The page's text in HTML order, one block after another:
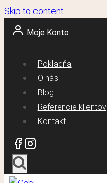
Skip to content
Moje Konto
Pokladňa
O nás
Blog
Referencie klientov
Kontakt